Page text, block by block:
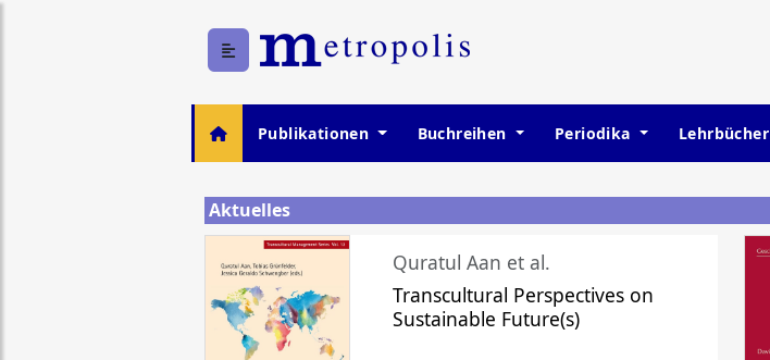
Publikationen Buchreihen Periodika Lehrbücher
Aktuelles
Quratul Aan et al.
Transcultural Perspectives on
Sustainable Future(s)